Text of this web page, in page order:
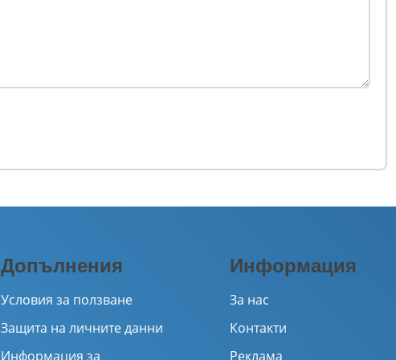
Допълнения
Условия за ползване
Защита на личните данни
Информация за
Информация
За нас
Контакти
Реклама